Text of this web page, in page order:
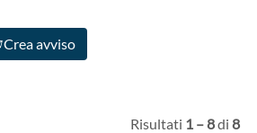
Crea avviso
Risultati 1 – 8di 8